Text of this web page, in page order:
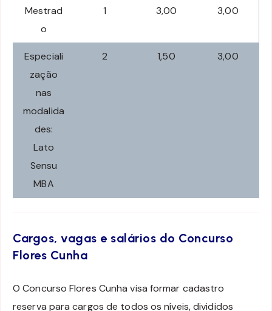
Mestrad
o
1 3,00 3,00
Especiali
zação
nas
modalida
des:
Lato
Sensu
MBA
2 1,50 3,00
Cargos, vagas e salários do Concurso
Flores Cunha
O Concurso Flores Cunha visa formar cadastro
reserva para cargos de todos os níveis, divididos